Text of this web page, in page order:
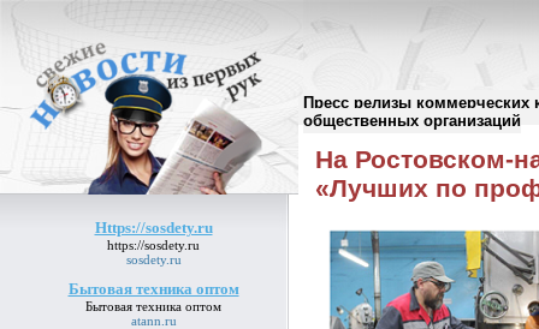
Пресс релизы коммерческих
общественных организаций
Https://sosdety.ru
https://sosdety.ru
sosdety.ru
Бытовая техника оптом
Бытовая техника оптом
atann.ru
Пресс-релизы//
На Ростовском-
«Лучших по